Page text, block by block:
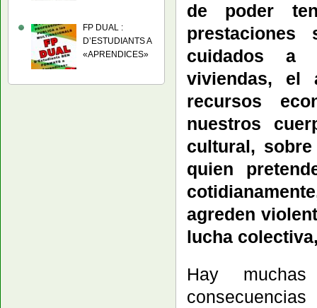
de poder
cuidados a
viviendas, el
recursos
nuestros
cultural,
quien
agreden
lucha
Hay
FP DUAL :
D’ESTUDIANTS A
«APRENDICES»